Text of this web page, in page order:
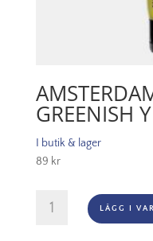
GREENISH
I butik & lager
89 kr
Amsterdam
Akryl
LÄGG I